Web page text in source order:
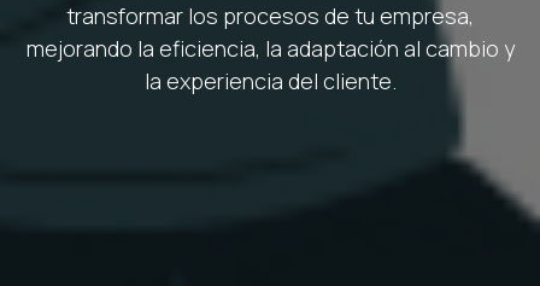
transformar los procesos de tu empresa,
mejorando la eficiencia, la adaptación al cambio y
la experiencia del cliente.